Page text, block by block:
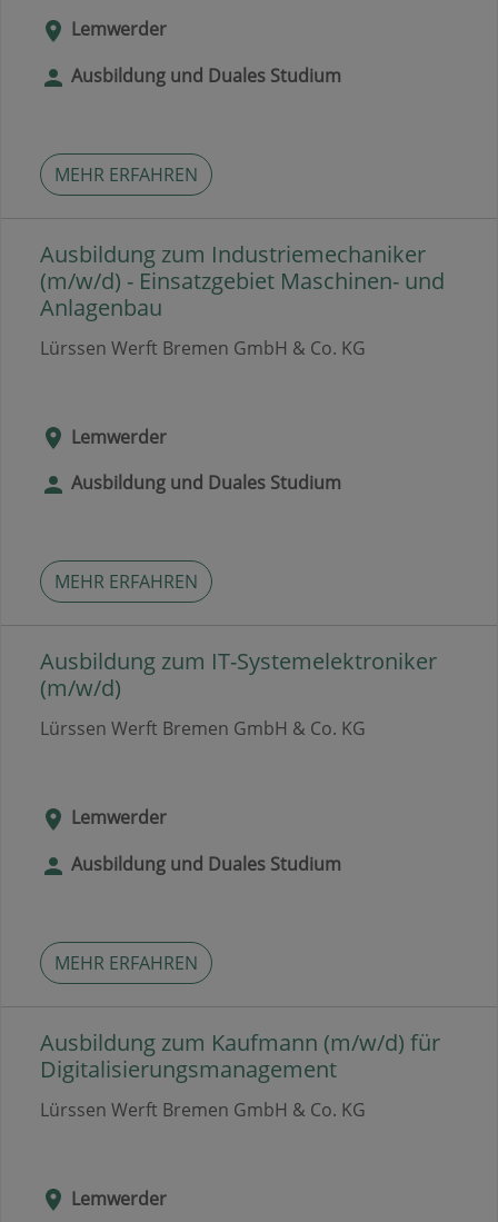
Lemwerder
Ausbildung und Duales Studium
MEHR ERFAHREN
Ausbildung zum Industriemechaniker
(m/w/d) - Einsatzgebiet Maschinen- und
Anlagenbau
Lürssen Werft Bremen GmbH & Co. KG
Lemwerder
Ausbildung und Duales Studium
MEHR ERFAHREN
Ausbildung zum IT-Systemelektroniker
(m/w/d)
Lürssen Werft Bremen GmbH & Co. KG
Lemwerder
Ausbildung und Duales Studium
MEHR ERFAHREN
Ausbildung zum Kaufmann (m/w/d) für
Digitalisierungsmanagement
Lürssen Werft Bremen GmbH & Co. KG
Lemwerder